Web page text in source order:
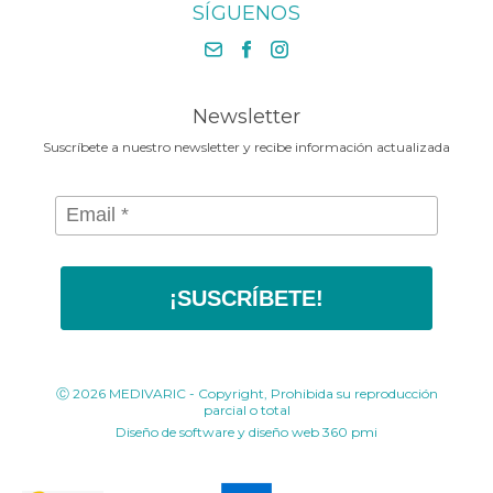
El cuidado que tu cuerpo
Bogotá 2025
Contáctenos
+57 1 430 3030
+57 318 675 8664
SÍGUENOS
Newsletter
Suscríbete a nuestro newsletter y recibe información actualizada
¡SUSCRÍBETE!
Ⓒ 2026 MEDIVARIC - Copyright, Prohibida su reproducción
parcial o total
Diseño de software y diseño web 360 pmi